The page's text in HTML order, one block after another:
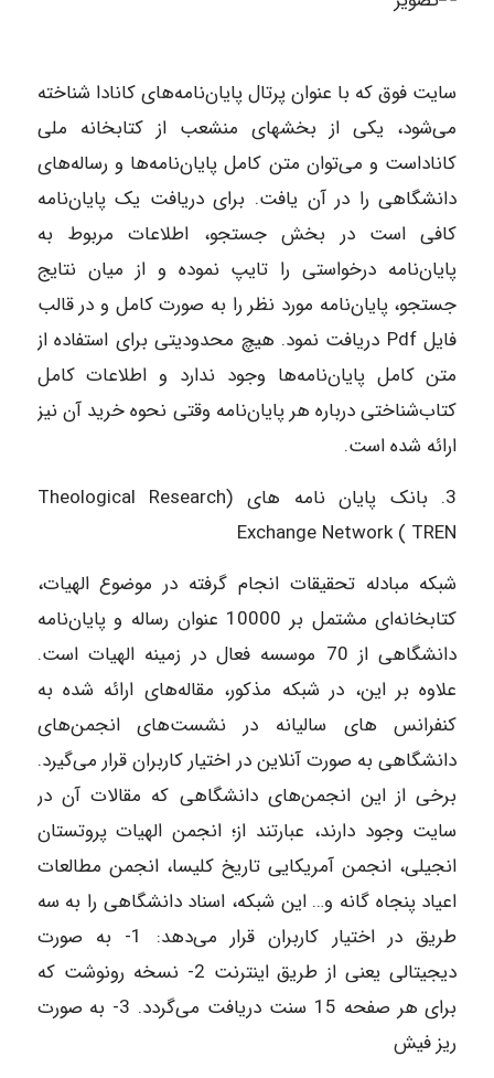
سایت فوق که با عنوان پرتال پایان‌نامه‌های کانادا شناخته
می‌شود، یکی از بخشهای منشعب از کتابخانه ملی
کاناداست و می‌توان متن کامل پایان‌نامه‌ها و رساله‌های
دانشگاهی را در آن یافت. برای دریافت یک پایان‌نامه
کافی است در بخش جستجو، اطلاعات مربوط به
پایان‌نامه درخواستی را تایپ نموده و از میان نتایج
جستجو، پایان‌نامه مورد نظر را به صورت کامل و در قالب
فایل Pdf دریافت نمود. هیچ محدودیتی برای استفاده از
متن کامل پایان‌نامه‌ها وجود ندارد و اطلاعات کامل
کتاب‌شناختی درباره هر پایان‌نامه وقتی نحوه خرید آن نیز
ارائه شده است.
3. بانک پایان نامه های
(
Theological Research
Exchange Network ( TREN
شبکه مبادله تحقیقات انجام گرفته در موضوع الهیات،
کتابخانه‌ای مشتمل بر 10000 عنوان رساله و پایان‌نامه
دانشگاهی از 70 موسسه فعال در زمینه الهیات است.
علاوه بر این، در شبکه مذکور، مقاله‌های ارائه شده به
کنفرانس های سالیانه در نشست‌های انجمن‌های
دانشگاهی به صورت آنلاین در اختیار کاربران قرار می‌گیرد.
برخی از این انجمن‌های دانشگاهی که مقالات آن در
سایت وجود دارند، عبارتند از؛ انجمن الهیات پروتستان
انجیلی، انجمن آمریکایی تاریخ کلیسا، انجمن مطالعات
اعیاد پنجاه گانه و… این شبکه، اسناد دانشگاهی را به سه
طریق در اختیار کاربران قرار می‌دهد: 1- به صورت
دیجیتالی یعنی از طریق اینترنت 2- نسخه رونوشت که
برای هر صفحه 15 سنت دریافت می‌گردد. 3- به صورت
ریز فیش